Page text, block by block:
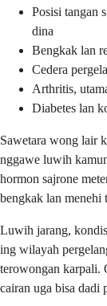
Posisi tangan
dina
Bengkak lan
Cedera
Arthritis,
Diabetes lan
Sawetara wong lair
nggawe luwih
hormon sajrone
bengkak lan menehi
Luwih jarang,
ing wilayah
terowongan karpali.
cairan uga bisa dadi